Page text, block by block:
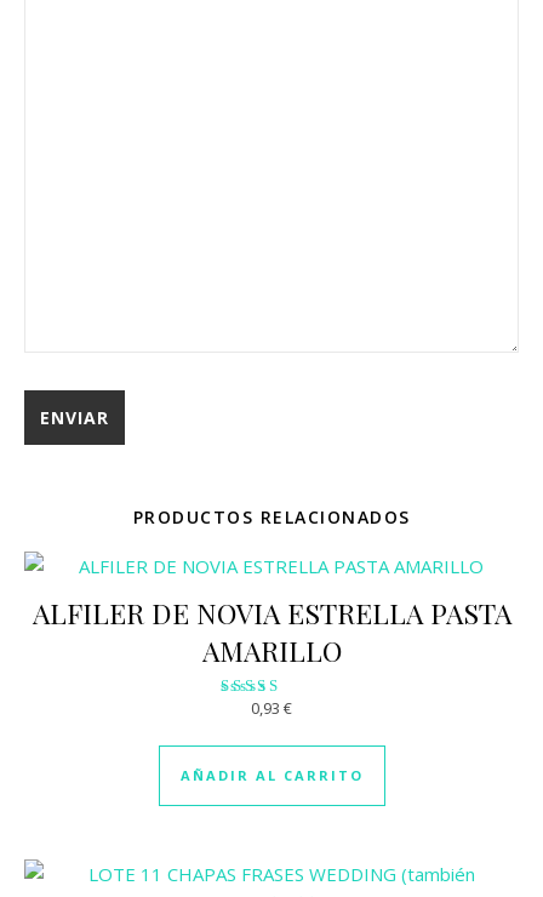
PRODUCTOS RELACIONADOS
ALFILER DE NOVIA ESTRELLA PASTA
AMARILLO
Valorado
3.07
de 5
0,93 €
AÑADIR AL CARRITO